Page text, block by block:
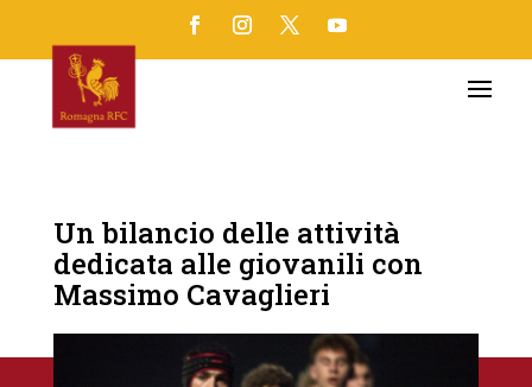
Un bilancio delle attività
dedicata alle giovanili con
Massimo Cavaglieri